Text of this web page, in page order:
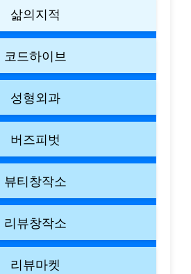
삶의지적
코드하이브
성형외과
버즈피벗
뷰티창작소
리뷰창작소
리뷰마켓